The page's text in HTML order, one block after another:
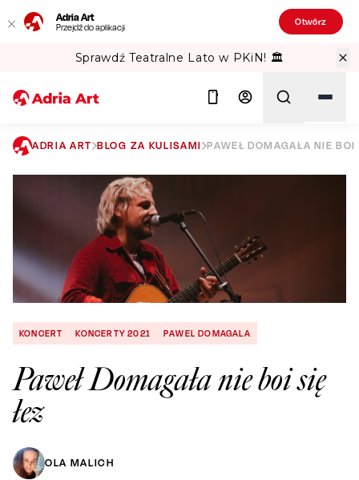
Adria Art
Przejdź do aplikacji Otwórz
Sprawdź Teatralne Lato w PKiN! 🏛️
ADRIA ART BLOG ZA KULISAMI PAWEŁ DOMAGAŁA NIE BOI
KONCERT KONCERTY 2021 PAWEL DOMAGALA
Paweł Domagała nie boi się
łez
OLA MALICH